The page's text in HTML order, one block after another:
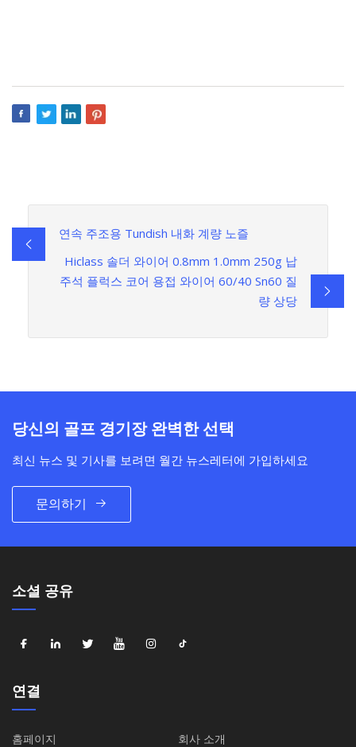
연속 주조용 Tundish 내화 계량 노즐
Hiclass 솔더 와이어 0.8mm 1.0mm 250g 납
주석 플럭스 코어 용접 와이어 60/40 Sn60 질
량 상당
당신의 골프 경기장 완벽한 선택
최신 뉴스 및 기사를 보려면 월간 뉴스레터에 가입하세요
문의하기
소셜 공유
연결
홈페이지
회사 소개